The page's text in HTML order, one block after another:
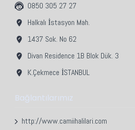
0850 305 27 27
Halkalı İstasyon Mah.
1437 Sok. No 62
Divan Residence 1B Blok Dük. 3
K.Çekmece İSTANBUL
Bağlantılarımız
http://www.camiihalilari.com